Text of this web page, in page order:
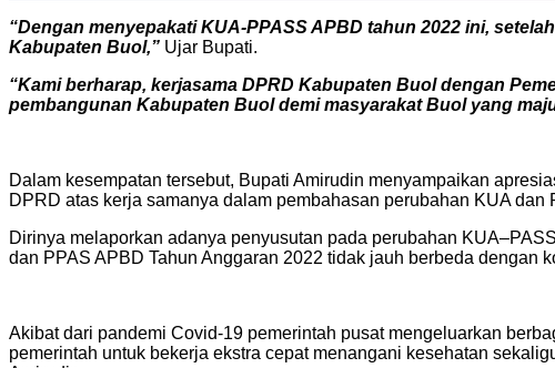
“Dengan menyepakati KUA-PPASS APBD tahun 2022 ini,
Kabupaten Buol,” Ujar Bupati.
“Kami berharap, kerjasama DPRD Kabupaten Buol dengan
pembangunan Kabupaten Buol demi masyarakat Buol yang
Dalam kesempatan tersebut, Bupati Amirudin menyampaikan
DPRD atas kerja samanya dalam pembahasan perubahan KUA
Dirinya melaporkan adanya penyusutan pada perubahan
dan PPAS APBD Tahun Anggaran 2022 tidak jauh berbeda dengan
Akibat dari pandemi Covid-19 pemerintah pusat mengeluarkan
pemerintah untuk bekerja ekstra cepat menangani kesehatan